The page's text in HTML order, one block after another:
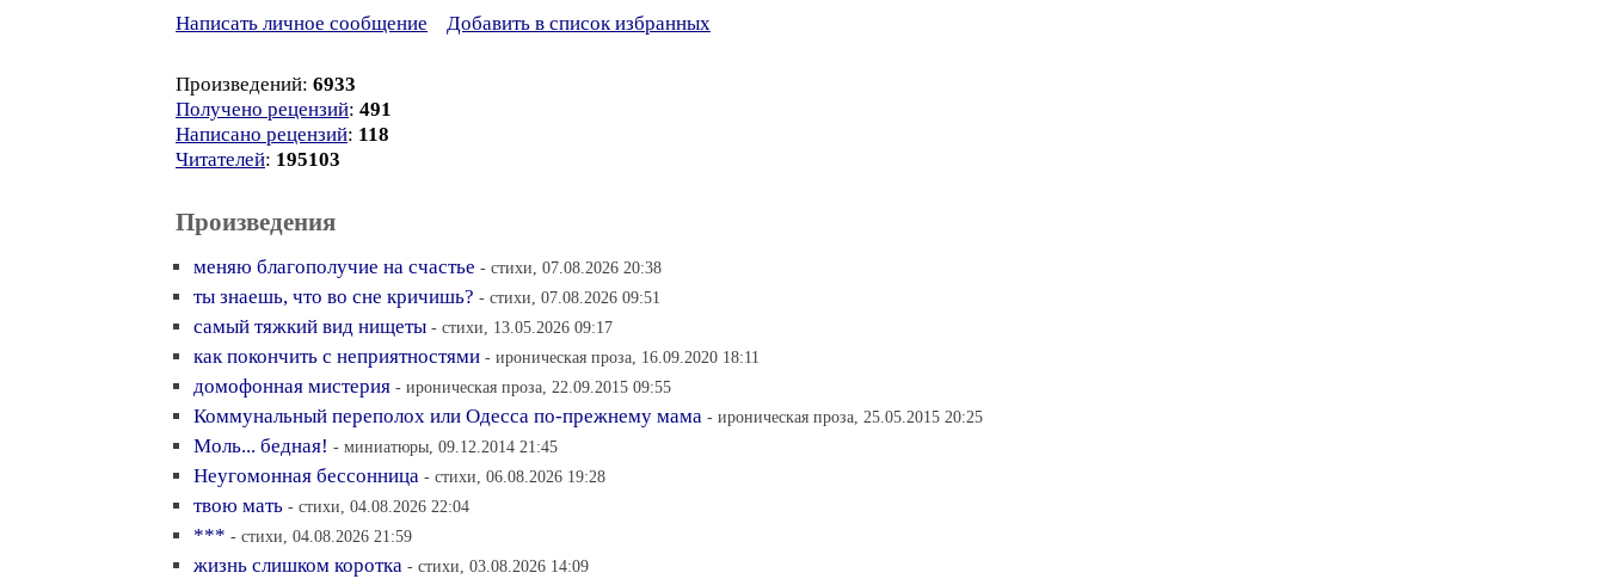
Написать личное сообщение Добавить в список избранных
Произведений: 6933
Получено рецензий: 491
Написано рецензий: 118
Читателей: 195103
Произведения
меняю благополучие на счастье - стихи, 07.08.2026 20:38
ты знаешь, что во сне кричишь? - стихи, 07.08.2026 09:51
самый тяжкий вид нищеты - стихи, 13.05.2026 09:17
как покончить с неприятностями - ироническая проза, 16.09.2020 18:11
домофонная мистерия - ироническая проза, 22.09.2015 09:55
Коммунальный переполох или Одесса по-прежнему мама - ироническая проза, 25.05.2015 20:25
Моль... бедная! - миниатюры, 09.12.2014 21:45
Неугомонная бессонница - стихи, 06.08.2026 19:28
твою мать - стихи, 04.08.2026 22:04
*** - стихи, 04.08.2026 21:59
жизнь слишком коротка - стихи, 03.08.2026 14:09